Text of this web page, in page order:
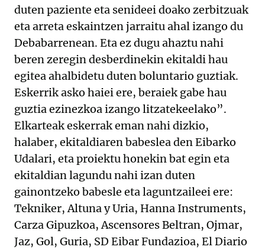
duten paziente eta senideei doako zerbitzuak
eta arreta eskaintzen jarraitu ahal izango du
Debabarrenean. Eta ez dugu ahaztu nahi
beren zeregin desberdinekin ekitaldi hau
egitea ahalbidetu duten boluntario guztiak.
Eskerrik asko haiei ere, beraiek gabe hau
guztia ezinezkoa izango litzatekeelako”.
Elkarteak eskerrak eman nahi dizkio,
halaber, ekitaldiaren babeslea den Eibarko
Udalari, eta proiektu honekin bat egin eta
ekitaldian lagundu nahi izan duten
gainontzeko babesle eta laguntzaileei ere:
Tekniker, Altuna y Uria, Hanna Instruments,
Carza Gipuzkoa, Ascensores Beltran, Ojmar,
Jaz, Gol, Guria, SD Eibar Fundazioa, El Diario